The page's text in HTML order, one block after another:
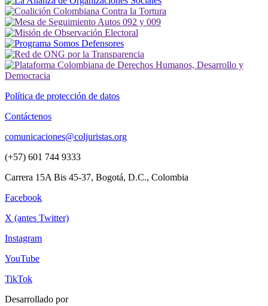
Política de protección de datos
Contáctenos
comunicaciones@coljuristas.org
(+57) 601 744 9333
Carrera 15A Bis 45-37, Bogotá, D.C., Colombia
Facebook
X (antes Twitter)
Instagram
YouTube
TikTok
Desarrollado por